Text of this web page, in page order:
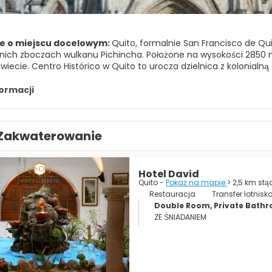
o miejscu docelowym:Quito, formalnie San Francisco de
zboczach wulkanu Pichincha. Położone na wysokości
Centro Histórico w Quito to urocza dzielnica z
miejsc w starym centrum Quito jest Plaza de la
pomnik niepodległości. Plaza San Francisco jest jednym z
i klasztorem San Francisco stojącym po jego
zachód od Centro Histórico, to uroczy klasztor z XVII wieku,
nawet jeśli znajduje się nieco dalej od Centro Histórico. Na
znajduje się wiele hoteli, międzynarodowych restauracji,
starówką i dramatycznym położeniem, Quito to miejsce, które
Hotel David
Quito - Pokaż na mapie > 2,5 km
Restauracja
Transfer
Double Room, Private
ZE ŚNIADANIEM